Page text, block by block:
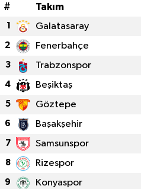
# Takım
1 Galatasaray
2 Fenerbahçe
3 Trabzonspor
4 Beşiktaş
5 Göztepe
6 Başakşehir
7 Samsunspor
8 Rizespor
9 Konyaspor